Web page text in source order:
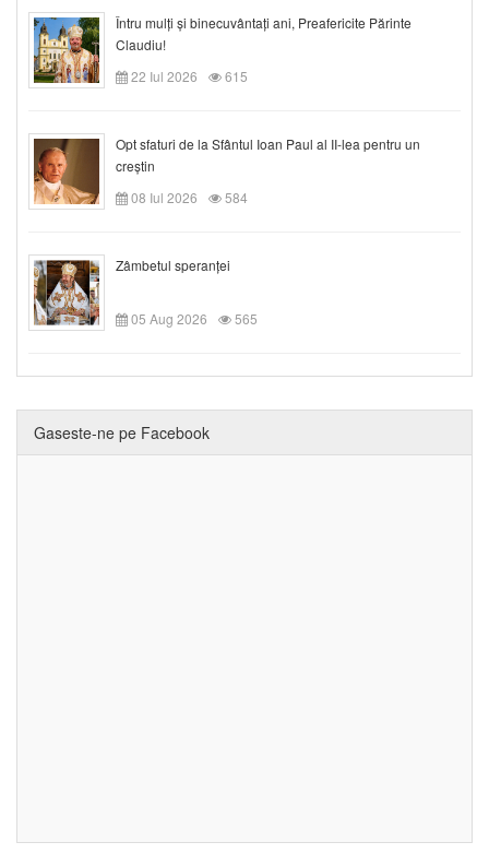
Întru mulți și binecuvântați ani, Preafericite Părinte
Claudiu!
22 Iul 2026
615
Opt sfaturi de la Sfântul Ioan Paul al II-lea pentru un
creștin
08 Iul 2026
584
Zâmbetul speranței
05 Aug 2026 565
Gaseste-ne pe Facebook